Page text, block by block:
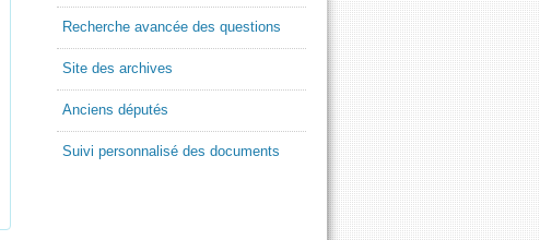
Recherche avancée des questions
Site des archives
Anciens députés
Suivi personnalisé des documents